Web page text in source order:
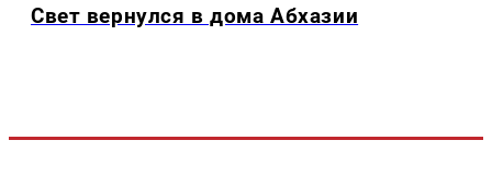
Свет вернулся в дома Абхазии